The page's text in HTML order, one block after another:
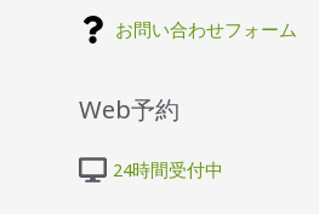
お問い合わせフォーム
Web予約
24時間受付中